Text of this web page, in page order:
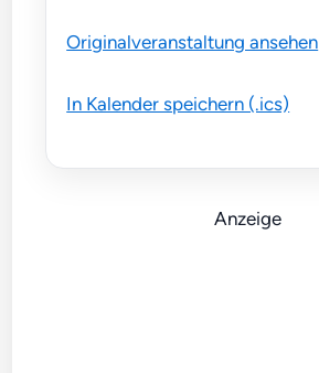
Originalveranstaltung ansehen
In Kalender speichern (.ics)
Anzeige